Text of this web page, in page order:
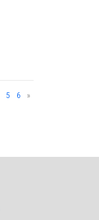
5 6 »